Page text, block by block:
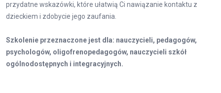
przydatne wskazówki, które ułatwią Ci nawiązanie kontaktu z
dzieckiem i zdobycie jego zaufania.
Szkolenie przeznaczone jest dla: nauczycieli, pedagogów,
psychologów, oligofrenopedagogów, nauczycieli szkół
ogólnodostępnych i integracyjnych.